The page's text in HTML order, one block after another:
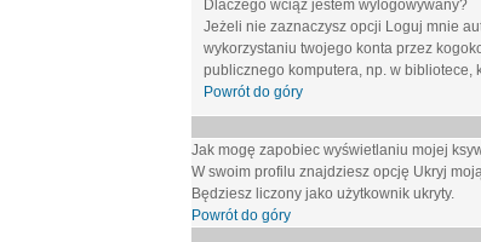
Dlaczego wciąż jestem wylogowywany?
Jeżeli nie zaznaczysz opcji Loguj mnie
wykorzystaniu twojego konta przez
publicznego komputera, np. w bibliotece,
Powrót do góry
Jak mogę zapobiec wyświetlaniu mojej
W swoim profilu znajdziesz opcję Ukryj
Będziesz liczony jako użytkownik ukryty.
Powrót do góry